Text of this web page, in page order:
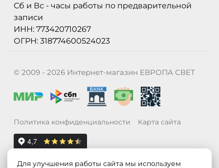
Сб и Вс - часы работы по предварительной
записи
ИНН: 773420710267
ОГРН: 318774600524023
© 2009 - 2026 Интернет-магазин ЕВРОПА СВЕТ
Политика конфиденциальности Карта сайта
Для улучшения работы сайта мы используем